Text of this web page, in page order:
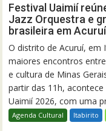
Festival Uaimií
Jazz Orquestra e
brasileira em
O distrito de Acuruí, em
maiores encontros
e cultura de Minas
partir das 11h,
Uaimií 2026, com uma
Agenda Cultural Itabirito